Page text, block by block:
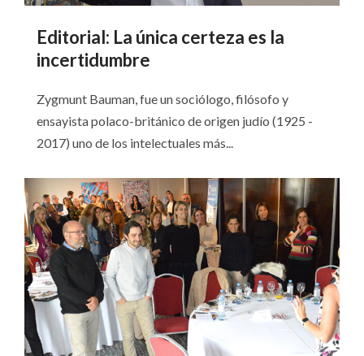
Editorial: La única certeza es la
incertidumbre
Zygmunt Bauman, fue un sociólogo, filósofo y
ensayista polaco-británico de origen judío (1925 -
2017) uno de los intelectuales más...